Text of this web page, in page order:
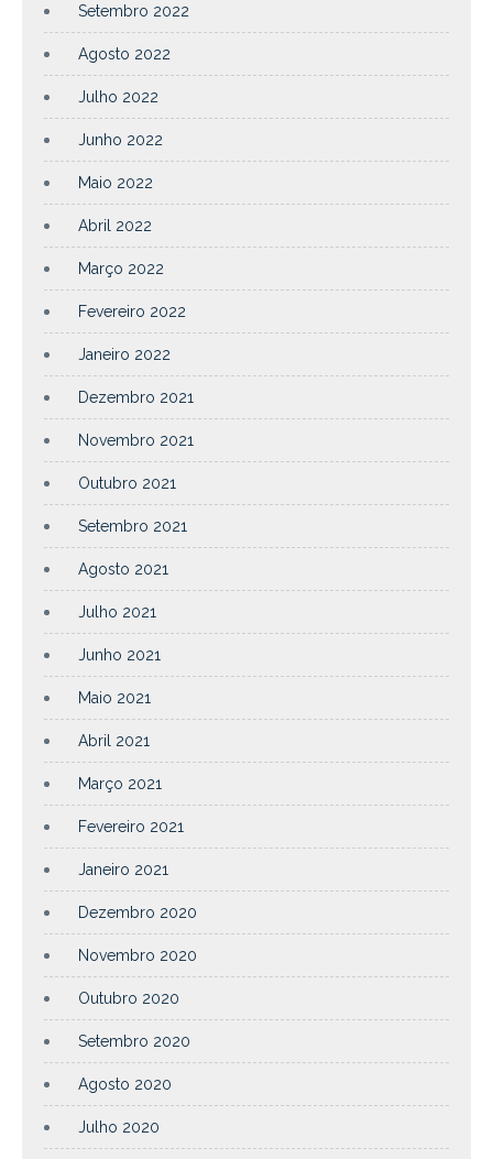
Setembro 2022
Agosto 2022
Julho 2022
Junho 2022
Maio 2022
Abril 2022
Março 2022
Fevereiro 2022
Janeiro 2022
Dezembro 2021
Novembro 2021
Outubro 2021
Setembro 2021
Agosto 2021
Julho 2021
Junho 2021
Maio 2021
Abril 2021
Março 2021
Fevereiro 2021
Janeiro 2021
Dezembro 2020
Novembro 2020
Outubro 2020
Setembro 2020
Agosto 2020
Julho 2020